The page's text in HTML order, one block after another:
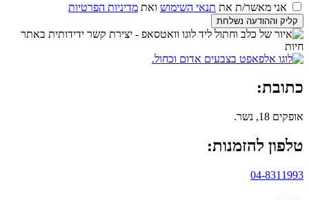
אני מאשר/ת את תנאי השימוש ואת מדיניות הפרטיות
קליק וההודעה נשלחת
כתובת:
אופקים 18, נשר.
טלפון להזמנות:
04-8311993